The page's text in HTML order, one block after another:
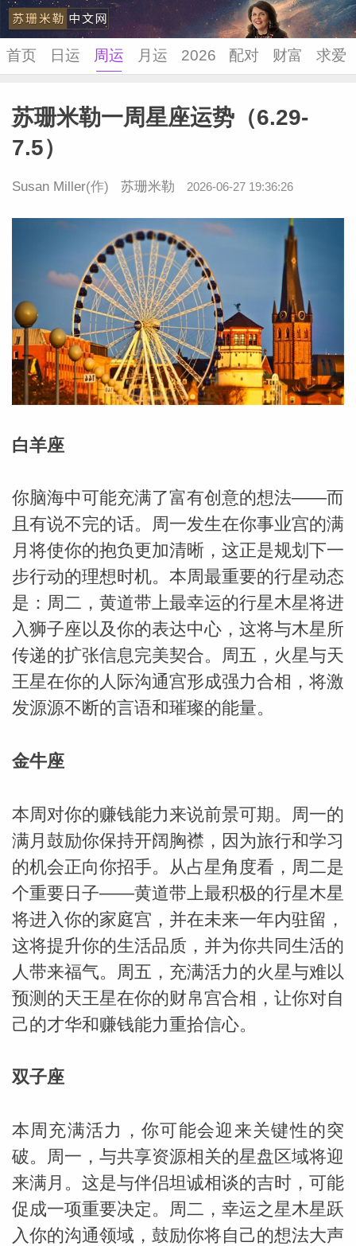
苏珊米
勒中文
网_苏珊
米勒
_susan
首页 日运 周运 月运 2026 配对 财富 求爱
苏珊米勒一周星座运势（6.29-
7.5）
Susan Miller(作) 苏珊米勒 2026-06-27 19:36:26
白羊座
你脑海中可能充满了富有创意的想法——而
且有说不完的话。周一发生在你事业宫的满
月将使你的抱负更加清晰，这正是规划下一
步行动的理想时机。本周最重要的行星动态
是：周二，黄道带上最幸运的行星木星将进
入狮子座以及你的表达中心，这将与木星所
传递的扩张信息完美契合。周五，火星与天
王星在你的人际沟通宫形成强力合相，将激
发源源不断的言语和璀璨的能量。
金牛座
本周对你的赚钱能力来说前景可期。周一的
满月鼓励你保持开阔胸襟，因为旅行和学习
的机会正向你招手。从占星角度看，周二是
个重要日子——黄道带上最积极的行星木星
将进入你的家庭宫，并在未来一年内驻留，
这将提升你的生活品质，并为你共同生活的
人带来福气。周五，充满活力的火星与难以
预测的天王星在你的财帛宫合相，让你对自
己的才华和赚钱能力重拾信心。
双子座
本周充满活力，你可能会迎来关键性的突
破。周一，与共享资源相关的星盘区域将迎
来满月。这是与伴侣坦诚相谈的吉时，可能
促成一项重要决定。周二，幸运之星木星跃
入你的沟通领域，鼓励你将自己的想法大声